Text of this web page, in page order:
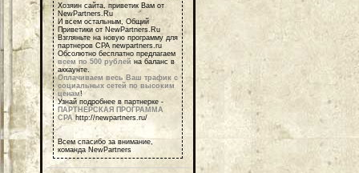
Хозяин сайта, приветик Вам от
NewPartners.Ru
И всем остальным, Общий
Приветики от NewPartners.Ru
Взгляньте на новую программу для
партнеров СРА newpartners.ru
Обсолютно бесплатно предлагаем
всем по 500 рублей на баланс в
аккаунте.
Оплачиваем весь Ваш трафик с
социальных сетей по высоким
ценам!
Узнай подробнее в партнерке -
ПАРТНЕРСКАЯ ПРОГРАММА
СРА http://newpartners.ru/
Всем спасибо за внимание,
команда NewPartners